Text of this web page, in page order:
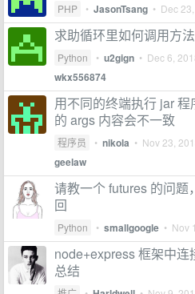
PHP • JasonTsang • Dec
求助循环里如何调用方
Python • u2gign • Dec 6,
wkx556874
用不同的终端执行 jar
的 args 内容会不一致
程序员 • nikola • Nov 23,
geelaw
请教一个 futures 的问题
回
Python • smallgoogle • Nov
node+express 框架中
总结